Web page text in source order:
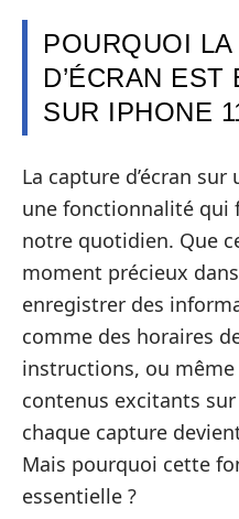
POURQUOI
D’ÉCRAN
SUR IPHONE
La capture d’écran
une fonctionnalité qui
notre quotidien. Que
moment précieux
enregistrer des
comme des horaires
instructions, ou
contenus excitants
chaque capture
Mais pourquoi cette
essentielle ?